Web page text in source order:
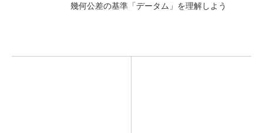
幾何公差の基準「データム」を理解しよう